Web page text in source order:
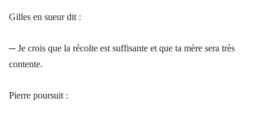
Gilles en sueur dit :
─ Je crois que la récolte est suffisante et que ta mère sera très
contente.
Pierre poursuit :